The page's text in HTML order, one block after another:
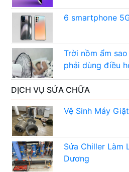
6 smartphone
Trời nồm ẩm
phải dùng điều
DỊCH VỤ SỬA CHỮA
Vệ Sinh Máy
Sửa Chiller Làm
Dương